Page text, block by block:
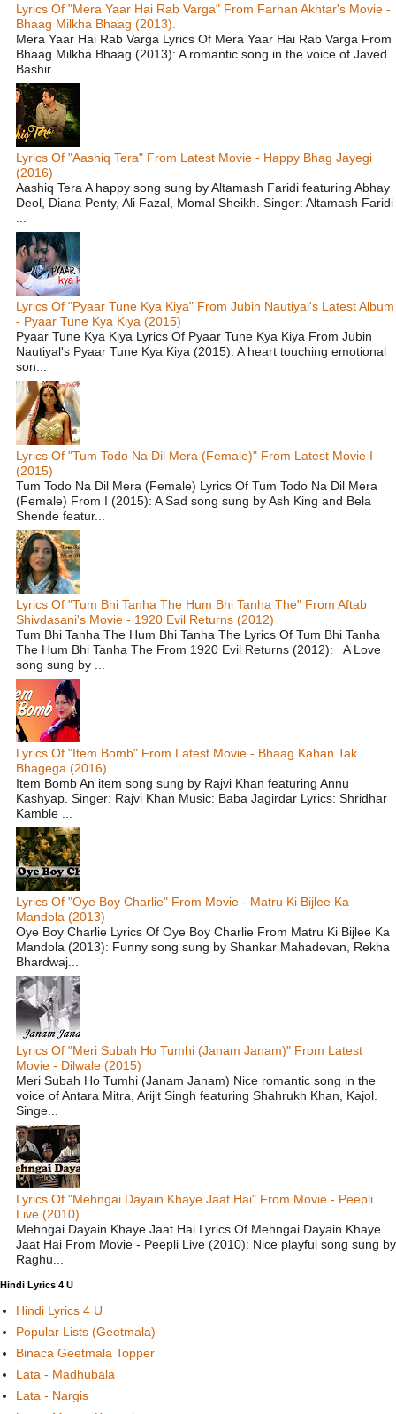
Lyrics Of "Mera Yaar Hai Rab Varga" From Farhan Akhtar's Movie -
Bhaag Milkha Bhaag (2013).
Mera Yaar Hai Rab Varga Lyrics Of Mera Yaar Hai Rab Varga From
Bhaag Milkha Bhaag (2013): A romantic song in the voice of Javed
Bashir ...
Lyrics Of "Aashiq Tera" From Latest Movie - Happy Bhag Jayegi
(2016)
Aashiq Tera A happy song sung by Altamash Faridi featuring Abhay
Deol, Diana Penty, Ali Fazal, Momal Sheikh. Singer: Altamash Faridi
Lyrics Of "Pyaar Tune Kya Kiya" From Jubin Nautiyal's Latest Album
- Pyaar Tune Kya Kiya (2015)
Pyaar Tune Kya Kiya Lyrics Of Pyaar Tune Kya Kiya From Jubin
Nautiyal's Pyaar Tune Kya Kiya (2015): A heart touching emotional
son...
Lyrics Of "Tum Todo Na Dil Mera (Female)" From Latest Movie I
(2015)
Tum Todo Na Dil Mera (Female) Lyrics Of Tum Todo Na Dil Mera
(Female) From I (2015): A Sad song sung by Ash King and Bela
Shende featur...
Lyrics Of "Tum Bhi Tanha The Hum Bhi Tanha The" From Aftab
Shivdasani's Movie - 1920 Evil Returns (2012)
Tum Bhi Tanha The Hum Bhi Tanha The Lyrics Of Tum Bhi Tanha
The Hum Bhi Tanha The From 1920 Evil Returns (2012): A Love
song sung by ...
Lyrics Of "Item Bomb" From Latest Movie - Bhaag Kahan Tak
Bhagega (2016)
Item Bomb An item song sung by Rajvi Khan featuring Annu
Kashyap. Singer: Rajvi Khan Music: Baba Jagirdar Lyrics: Shridhar
Kamble ...
Lyrics Of "Oye Boy Charlie" From Movie - Matru Ki Bijlee Ka
Mandola (2013)
Oye Boy Charlie Lyrics Of Oye Boy Charlie From Matru Ki Bijlee Ka
Mandola (2013): Funny song sung by Shankar Mahadevan, Rekha
Bhardwaj...
Lyrics Of "Meri Subah Ho Tumhi (Janam Janam)" From Latest
Movie - Dilwale (2015)
Meri Subah Ho Tumhi (Janam Janam) Nice romantic song in the
voice of Antara Mitra, Arijit Singh featuring Shahrukh Khan, Kajol.
Singe...
Lyrics Of "Mehngai Dayain Khaye Jaat Hai" From Movie - Peepli
Live (2010)
Mehngai Dayain Khaye Jaat Hai Lyrics Of Mehngai Dayain Khaye
Jaat Hai From Movie - Peepli Live (2010): Nice playful song sung by
Raghu...
Hindi Lyrics 4 U
Hindi Lyrics 4 U
Popular Lists (Geetmala)
Binaca Geetmala Topper
Lata - Madhubala
Lata - Nargis